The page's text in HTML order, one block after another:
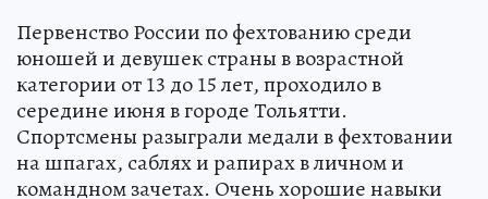
Первенство России по фехтованию среди
юношей и девушек страны в возрастной
категории от 13 до 15 лет, проходило в
середине июня в городе Тольятти.
Спортсмены разыграли медали в фехтовании
на шпагах, саблях и рапирах в личном и
командном зачетах. Очень хорошие навыки